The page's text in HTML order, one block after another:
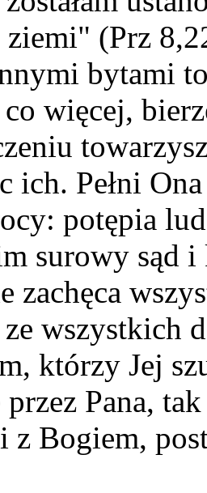
(Prz
bytami
więcej,
ich. Pełni
potępia
surowy sąd
zachęca
wszystkich
którzy Jej
Pana,
z Bogiem,